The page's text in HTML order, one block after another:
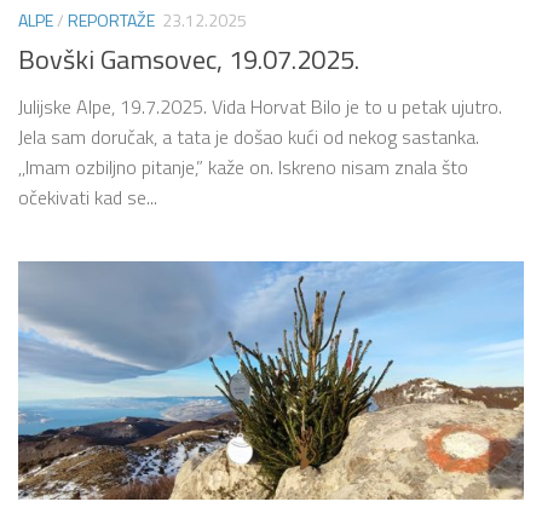
ALPE/REPORTAŽE 23.12.2025
Bovški Gamsovec, 19.07.2025.
Julijske Alpe, 19.7.2025. Vida Horvat Bilo je to u petak ujutro.
Jela sam doručak, a tata je došao kući od nekog sastanka.
,,Imam ozbiljno pitanje,” kaže on. Iskreno nisam znala što
očekivati kad se...